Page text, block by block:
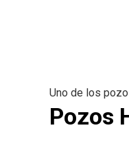
Uno de los
Pozos